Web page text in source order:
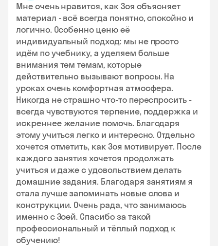
Мне очень нравится, как Зоя объясняет
материал - всё всегда понятно, спокойно и
логично. Особенно ценю её
индивидуальный подход: мы не просто
идём по учебнику, а уделяем больше
внимания тем темам, которые
действительно вызывают вопросы. На
уроках очень комфортная атмосфера.
Никогда не страшно что-то переспросить -
всегда чувствуются терпение, поддержка и
искреннее желание помочь. Благодаря
этому учиться легко и интересно. Отдельно
хочется отметить, как Зоя мотивирует. После
каждого занятия хочется продолжать
учиться и даже с удовольствием делать
домашние задания. Благодаря занятиям я
стала лучше запоминать новые слова и
конструкции. Очень рада, что занимаюсь
именно с Зоей. Спасибо за такой
профессиональный и тёплый подход к
обучению!